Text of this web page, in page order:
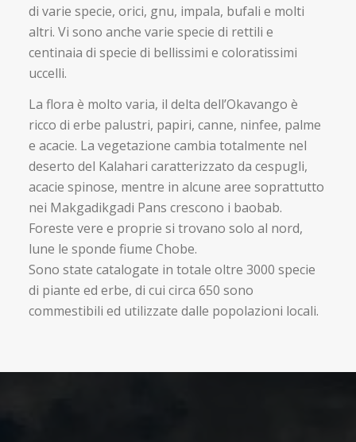
di varie specie, orici, gnu, impala, bufali e molti
altri. Vi sono anche varie specie di rettili e
centinaia di specie di bellissimi e coloratissimi
uccelli.
La flora è molto varia, il delta dell’Okavango è
ricco di erbe palustri, papiri, canne, ninfee, palme
e acacie. La vegetazione cambia totalmente nel
deserto del Kalahari caratterizzato da cespugli,
acacie spinose, mentre in alcune aree soprattutto
nei Makgadikgadi Pans crescono i baobab.
Foreste vere e proprie si trovano solo al nord,
lune le sponde fiume Chobe.
Sono state catalogate in totale oltre 3000 specie
di piante ed erbe, di cui circa 650 sono
commestibili ed utilizzate dalle popolazioni locali.